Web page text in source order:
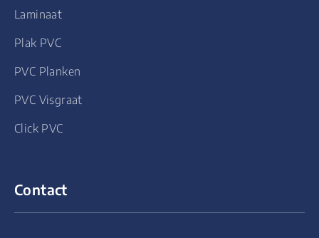
Laminaat
Plak PVC
PVC Planken
PVC Visgraat
Click PVC
Contact